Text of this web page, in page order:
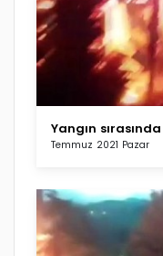
Yangın
Temmuz 2021 Pazar